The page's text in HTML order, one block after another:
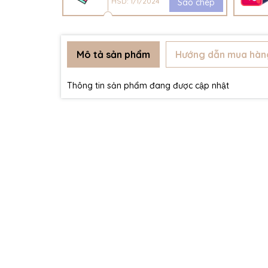
Sao chép
Mô tả sản phẩm Hướng dẫn mua
Thông tin sản phẩm đang được cập nhật